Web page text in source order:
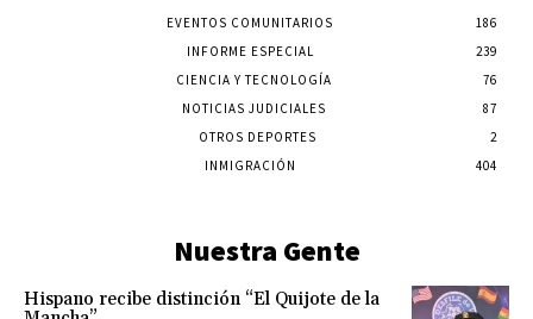
EVENTOS COMUNITARIOS
186
INFORME ESPECIAL
239
CIENCIA Y TECNOLOGÍA
76
NOTICIAS JUDICIALES
87
OTROS DEPORTES
2
INMIGRACIÓN
404
Nuestra Gente
Hispano recibe distinción “El Quijote de la